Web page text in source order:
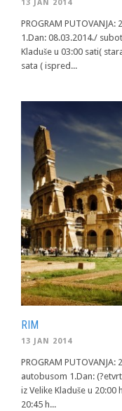
13 JAN 2014
PROGRAM
1.Dan: 08.03.2014./
Kladuše u 03:00 sati(
sata ( ispred...
RIM
13 JAN 2014
PROGRAM
autobusom 1.Dan:
iz Velike Kladuše u 20:00
20:45 h...